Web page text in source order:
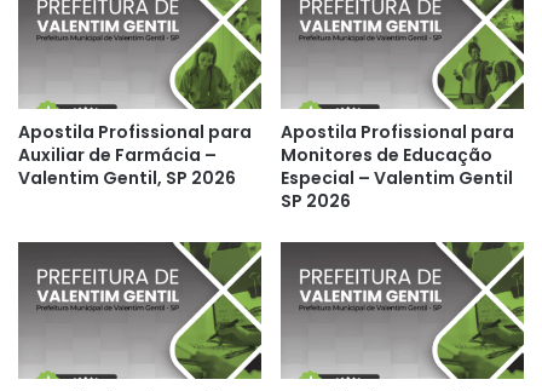
Apostila Profissional para
Auxiliar de Farmácia –
Valentim Gentil, SP 2026
Apostila Profissional para
Monitores de Educação
Especial – Valentim Gentil
SP 2026